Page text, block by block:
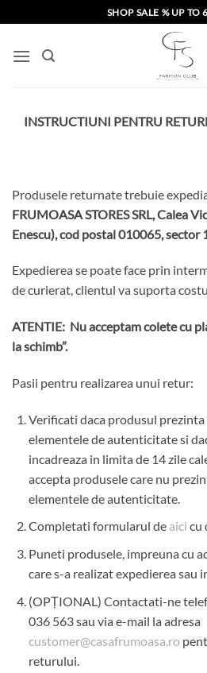
to
content
SHOP SALE % UP TO
INSTRUCTIUNI PENTRU
Produsele returnate trebuie
FRUMOASA STORES SRL, Calea
Enescu), cod postal 010065, sector
Expedierea se poate face prin
de curierat, clientul va suporta
ATENTIE: Nu acceptam colete cu
la schimb”.
Pasii pentru realizarea unui retur:
Verificati daca produsul prezinta
elementele de autenticitate si
incadreaza in limita de 14 zile
accepta produsele care nu
elementele de autenticitate.
Completati formularul de aici cu
Puneti produsele, impreuna cu
care s-a realizat expedierea sau
(OPȚIONAL) Contactati-ne
036 563 sau via e-mail la adresa
customer@casafrumoasa.ro
returului.